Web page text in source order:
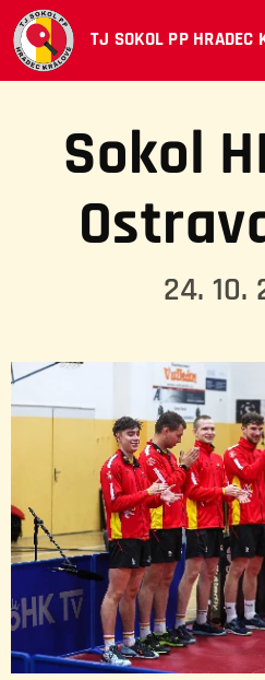
TJ SOKOL PP HRADEC
Sokol
24. 10.